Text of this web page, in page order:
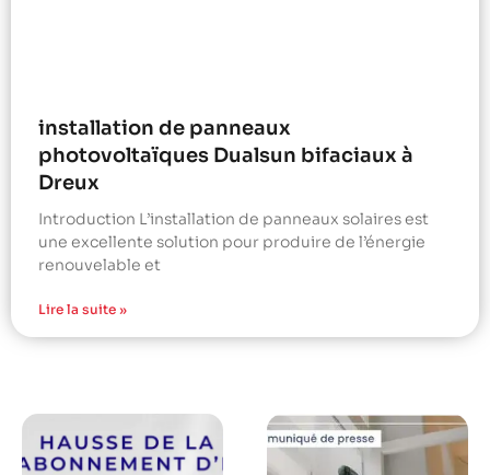
installation de panneaux
photovoltaïques Dualsun bifaciaux à
Dreux
Introduction L’installation de panneaux solaires est
une excellente solution pour produire de l’énergie
renouvelable et
Lire la suite »